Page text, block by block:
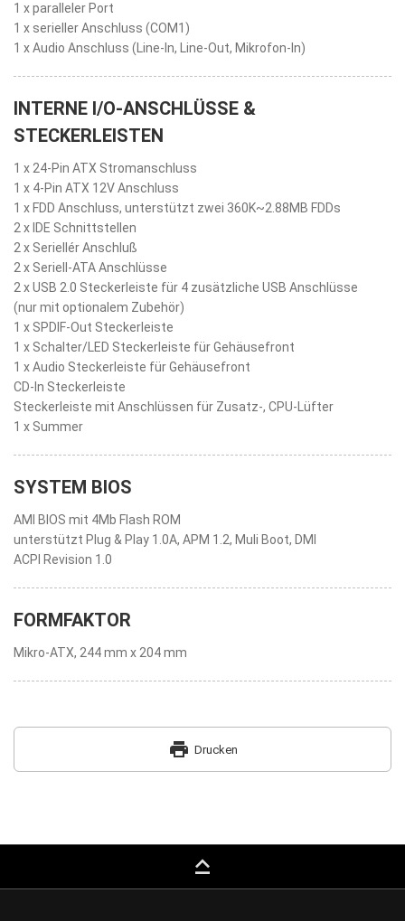
1 x paralleler Port
1 x serieller Anschluss (COM1)
1 x Audio Anschluss (Line-In, Line-Out, Mikrofon-In)
INTERNE I/O-ANSCHLÜSSE &
STECKERLEISTEN
1 x 24-Pin ATX Stromanschluss
1 x 4-Pin ATX 12V Anschluss
1 x FDD Anschluss, unterstützt zwei 360K~2.88MB FDDs
2 x IDE Schnittstellen
2 x Seriellér Anschluß
2 x Seriell-ATA Anschlüsse
2 x USB 2.0 Steckerleiste für 4 zusätzliche USB Anschlüsse
(nur mit optionalem Zubehör)
1 x SPDIF-Out Steckerleiste
1 x Schalter/LED Steckerleiste für Gehäusefront
1 x Audio Steckerleiste für Gehäusefront
CD-In Steckerleiste
Steckerleiste mit Anschlüssen für Zusatz-, CPU-Lüfter
1 x Summer
SYSTEM BIOS
AMI BIOS mit 4Mb Flash ROM
unterstützt Plug & Play 1.0A, APM 1.2, Muli Boot, DMI
ACPI Revision 1.0
FORMFAKTOR
Mikro-ATX, 244 mm x 204 mm
print Drucken
keyboard_capslock